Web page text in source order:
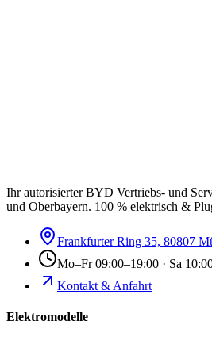
Ihr autorisierter BYD Vertriebs- und
und Oberbayern. 100 % elektrisch &
Frankfurter Ring 35, 80807
Mo–Fr 09:00–19:00 · Sa
Kontakt & Anfahrt
Elektromodelle